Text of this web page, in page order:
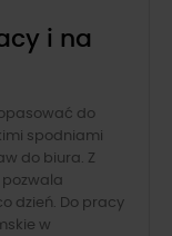
i na
do
spodniami
do biura. Z
pozwala
dzień. Do pracy
w